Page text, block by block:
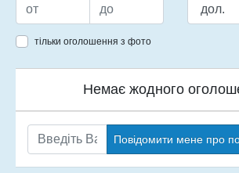
тільки оголошення з фото
Немає жодного
Повідомити мене про